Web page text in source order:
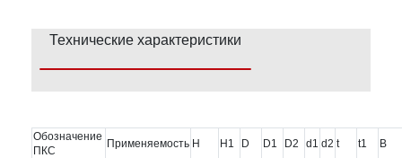
Технические характеристики
Обозначение
ПКС
Применяемость Н Н1 D D1 D2 d1 d2 t t1 B